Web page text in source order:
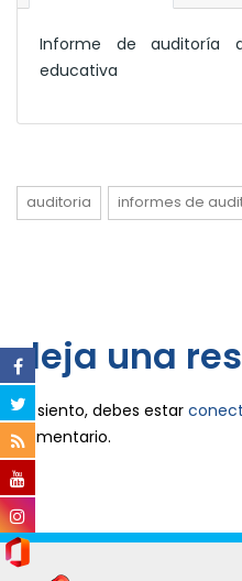
Informe de auditoría
educativa
auditoria informes de
deja una
Lo siento, debes estar
comentario.